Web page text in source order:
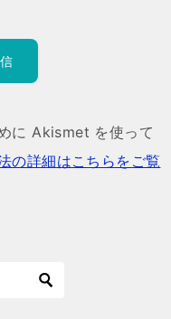
に Akismet を使って
の詳細はこちらをご覧